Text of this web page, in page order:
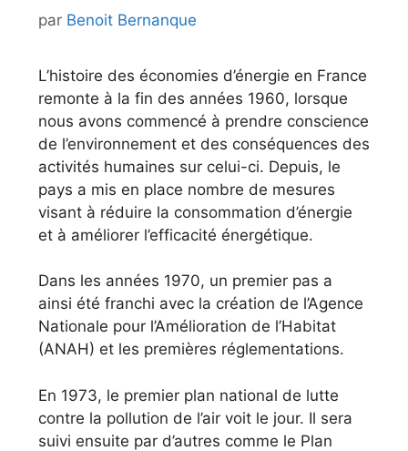
par Benoit Bernanque
L’histoire des économies d’énergie en France
remonte à la fin des années 1960, lorsque
nous avons commencé à prendre conscience
de l’environnement et des conséquences des
activités humaines sur celui-ci. Depuis, le
pays a mis en place nombre de mesures
visant à réduire la consommation d’énergie
et à améliorer l’efficacité énergétique.
Dans les années 1970, un premier pas a
ainsi été franchi avec la création de l’Agence
Nationale pour l’Amélioration de l’Habitat
(ANAH) et les premières réglementations.
En 1973, le premier plan national de lutte
contre la pollution de l’air voit le jour. Il sera
suivi ensuite par d’autres comme le Plan